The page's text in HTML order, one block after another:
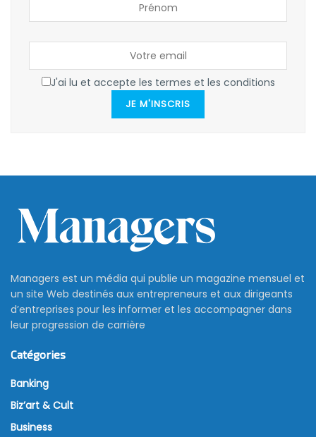
J'ai lu et accepte les termes et les conditions
JE M'INSCRIS
Managers est un média qui publie un magazine mensuel et
un site Web destinés aux entrepreneurs et aux dirigeants
d’entreprises pour les informer et les accompagner dans
leur progression de carrière
Catégories
Banking
Biz’art & Cult
Business